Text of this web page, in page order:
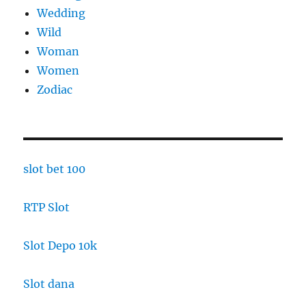
Wedding
Wild
Woman
Women
Zodiac
slot bet 100
RTP Slot
Slot Depo 10k
Slot dana